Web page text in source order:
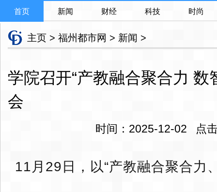
首页 新闻 财经 科技 时尚
主页 > 福州都市网 > 新闻 >
学院召开“产教融合聚合力 数
会
时间：2025-12-02 点
11月29日，以“产教融合聚合力